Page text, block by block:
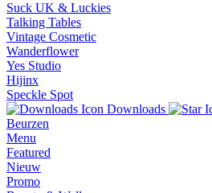
Suck UK & Luckies
Talking Tables
Vintage Cosmetic
Wanderflower
Yes Studio
Hijinx
Speckle Spot
Downloads
Beurzen
Menu
Featured
Nieuw
Promo